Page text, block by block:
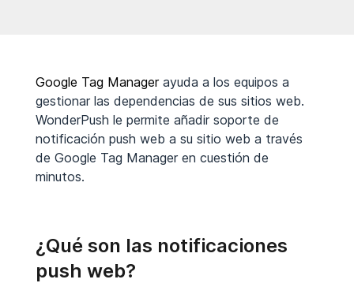
Google Tag Managerayuda a los equipos a
gestionar las dependencias de sus sitios web.
WonderPush le permite añadir soporte de
notificación push web a su sitio web a través
de Google Tag Manager en cuestión de
minutos.
¿Qué son las notificaciones
push web?